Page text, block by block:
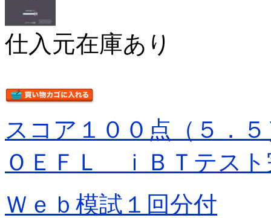
仕入元在庫あり
スコア１００点（５．
ＯＥＦＬ ｉＢＴテス
Ｗｅｂ模試１回分付